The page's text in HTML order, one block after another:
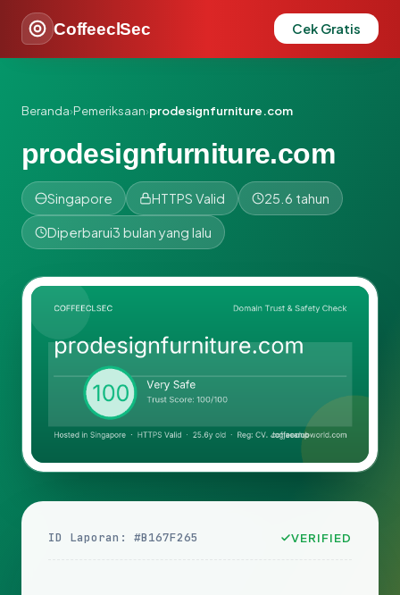
CoffeeclSec Cek Gratis
Beranda›Pemeriksaan›prodesignfurniture.com
prodesignfurniture.com
Singapore HTTPS Valid 25.6 tahun
Diperbarui3 bulan yang lalu
ID Laporan: #B167F265 VERIFIED